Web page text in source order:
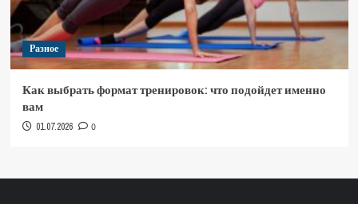
Разное
Как выбрать формат тренировок: что подойдет именно
вам
01.07.2026 0